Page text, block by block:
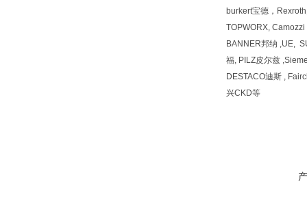
burkert宝德，
TOPWORX,
BANNER邦纳 ,UE,
福, PILZ皮尔兹
DESTACO迪斯 ,
兴CKD等